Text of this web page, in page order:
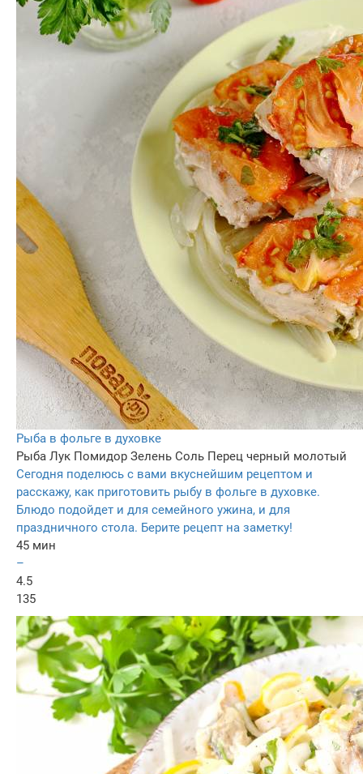
Рыба в фольге в духовке
Рыба Лук Помидор Зелень Соль Перец черный молотый
Сегодня поделюсь с вами вкуснейшим рецептом и
расскажу, как приготовить рыбу в фольге в духовке.
Блюдо подойдет и для семейного ужина, и для
праздничного стола. Берите рецепт на заметку!
45 мин
–
4.5
135